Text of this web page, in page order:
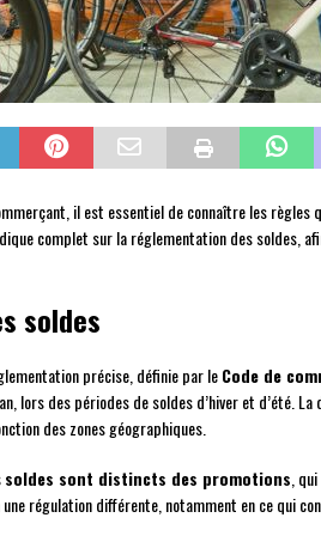
il est essentiel de connaître les règles
complet sur la réglementation des soldes,
soldes
précise, définie par leCode de
lors des périodes de soldes d’hiver et d’été.
des zones géographiques.
soldes sont distincts des promotions ,
régulation différente, notamment en ce qui